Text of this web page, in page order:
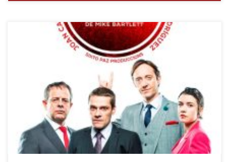
Sixto Paz vuelve a La Villarroel (vimos allí su Pretty, que tanto nos
gustó, en 2016) con su nueva propuesta: Bull, un texto del
dramaturgo británico Mike Bartlett, con dirección de Pau Roca y un
reparto compuesto por Mar Ulldemolins, Marc Rodríguez, Joan
Carreras i David Bagès. La obra trata […]